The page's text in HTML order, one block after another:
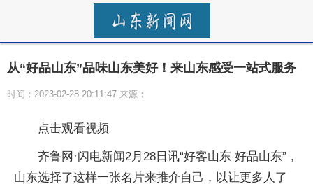
从“好品山东”品味山东美好！来山东感受一站式服务
时间：2023-02-28 20:11:47 来源：
点击观看视频
齐鲁网·闪电新闻2月28日讯“好客山东 好品山东”，
山东选择了这样一张名片来推介自己，以让更多人了